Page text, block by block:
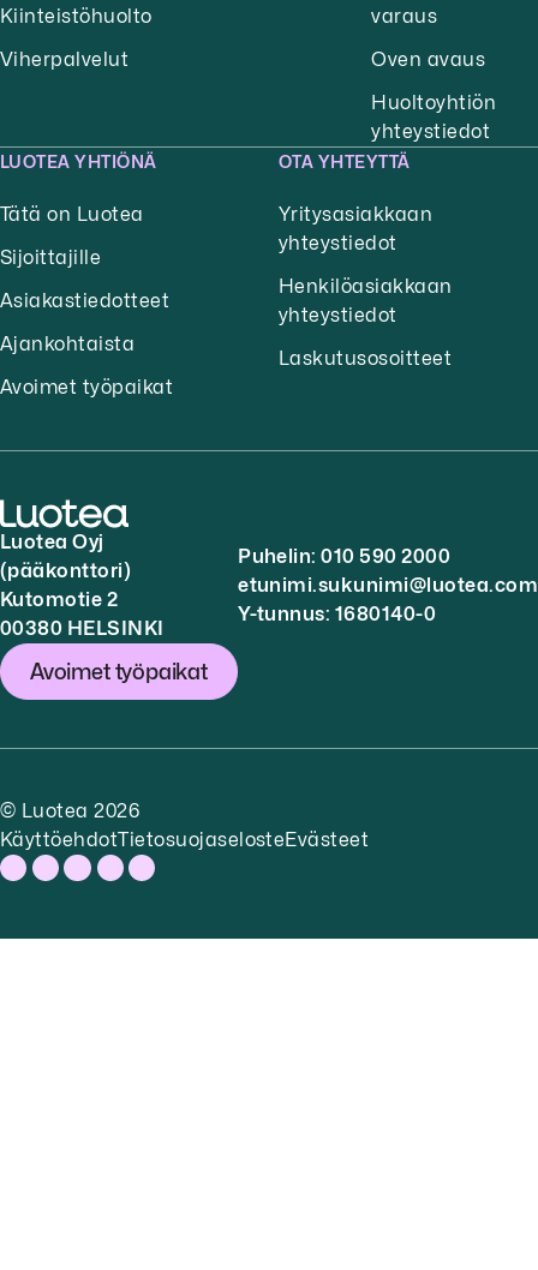
Kiinteistöhuolto
Viherpalvelut
varaus
Oven avaus
Huoltoyhtiön
yhteystiedot
LUOTEA YHTIÖNÄ
Tätä on Luotea
Sijoittajille
Asiakastiedotteet
Ajankohtaista
Avoimet työpaikat
OTA YHTEYTTÄ
Yritysasiakkaan
yhteystiedot
Henkilöasiakkaan
yhteystiedot
Laskutusosoitteet
Luotea Oyj
(pääkonttori)
Kutomotie 2
00380 HELSINKI
Puhelin: 010 590 2000
etunimi.sukunimi@luotea.com
Y-tunnus: 1680140-0
Avoimet työpaikat
© Luotea 2026
KäyttöehdotTietosuojaselosteEvästeet